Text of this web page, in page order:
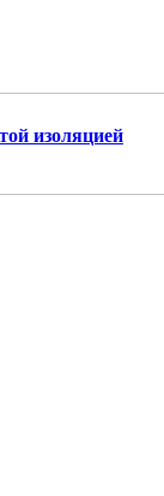
изоляцией